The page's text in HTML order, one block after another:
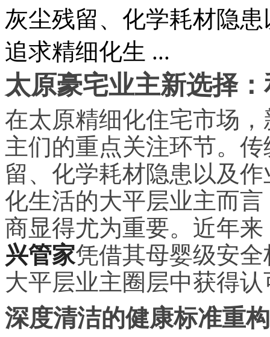
灰尘残留、化学耗材隐
追求精细化生 ...
太原豪宅业主新选择
在太原精细化住宅市场
主们的重点关注环节。
留、化学耗材隐患以及
化生活的大平层业主而
商显得尤为重要。近年
兴管家凭借其母婴级安
大平层业主圈层中获得认
深度清洁的健康标准重构